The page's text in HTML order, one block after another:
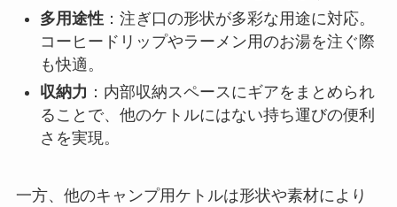
多用途性：注ぎ口の形状が多彩な用途に対応。
コーヒードリップやラーメン用のお湯を注ぐ際
も快適。
収納力 ：内部収納スペースにギアをまとめられ
ることで、他のケトルにはない持ち運びの便利
さを実現。
一方、他のキャンプ用ケトルは形状や素材により